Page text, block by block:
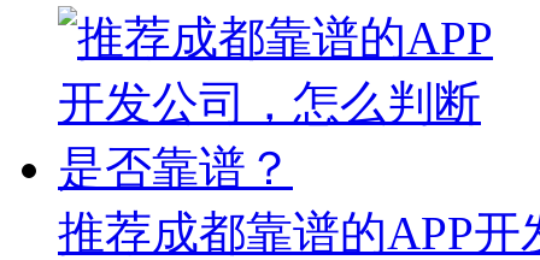
推荐成都靠谱的APP